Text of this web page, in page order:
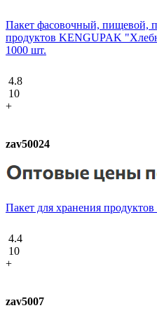
Пакет фасовочный, пищевой,
продуктов KENGUPAK
1000 шт.
4.8
10
+
zav50024
Пакет для хранения
4.4
10
+
zav5007